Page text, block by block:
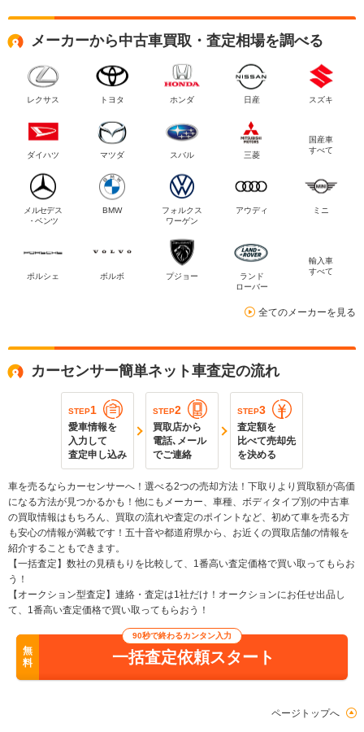
メーカーから中古車買取・査定相場を調べる
レクサス トヨタ ホンダ 日産 スズキ
ダイハツ マツダ スバル 三菱
国産車
すべて
メルセデス
・ベンツ
BMW
フォルクス
ワーゲン
アウディ ミニ
ポルシェ ボルボ プジョー
ランド
ローバー
輸入車
すべて
全てのメーカーを見る
カーセンサー簡単ネット車査定の流れ
STEP1
愛車情報を
入力して
査定申し込み
STEP2
買取店から
電話､メール
でご連絡
STEP3
査定額を
比べて売却先
を決める
車を売るならカーセンサーへ！選べる2つの売却方法！下取りより買取額が高価
になる方法が見つかるかも！他にもメーカー、車種、ボディタイプ別の中古車
の買取情報はもちろん、買取の流れや査定のポイントなど、初めて車を売る方
も安心の情報が満載です！五十音や都道府県から、お近くの買取店舗の情報を
紹介することもできます。
【一括査定】数社の見積もりを比較して、1番高い査定価格で買い取ってもらお
う！
【オークション型査定】連絡・査定は1社だけ！オークションにお任せ出品し
て、1番高い査定価格で買い取ってもらおう！
無
料
90秒で終わるカンタン入力
一括査定依頼スタート
ページトップへ